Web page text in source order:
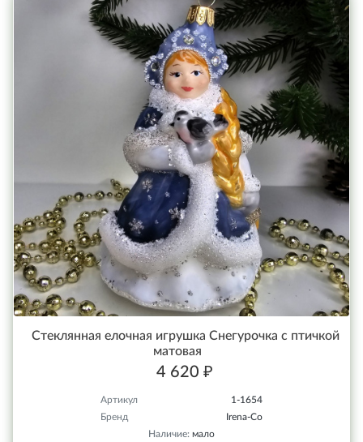
Стеклянная елочная игрушка Снегурочка с птичкой
матовая
4 620 ₽
Артикул
1-1654
Бренд
Irena-Co
Наличие: мало